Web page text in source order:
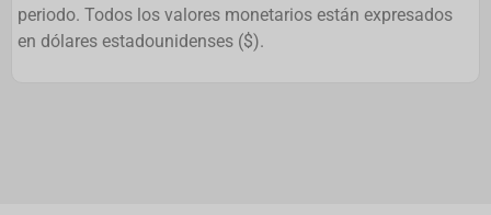
periodo. Todos los valores monetarios están expresados
en dólares estadounidenses ($).